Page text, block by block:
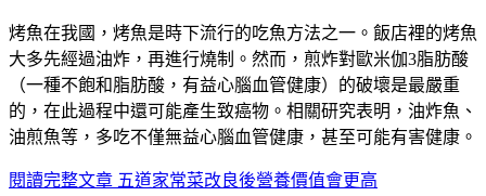
烤魚在我國，烤魚是時下流行的吃魚方法之一。飯店裡的烤魚
大多先經過油炸，再進行燒制。然而，煎炸對歐米伽3脂肪酸
（一種不飽和脂肪酸，有益心腦血管健康）的破壞是最嚴重
的，在此過程中還可能產生致癌物。相關研究表明，油炸魚、
油煎魚等，多吃不僅無益心腦血管健康，甚至可能有害健康。
閱讀完整文章 五道家常菜改良後營養價值會更高